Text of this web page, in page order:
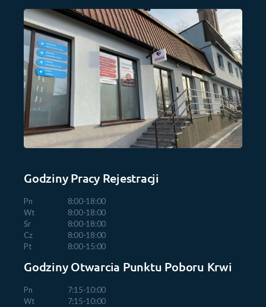
Godziny Pracy Rejestracji
Pn
Wt
Śr
Cz
Pt
8:00-18:00
8:00-18:00
8:00-18:00
8:00-18:00
8:00-15:00
Godziny Otwarcia Punktu Poboru Krwi
Pn
Wt
7:15-10:00
7:15-10:00